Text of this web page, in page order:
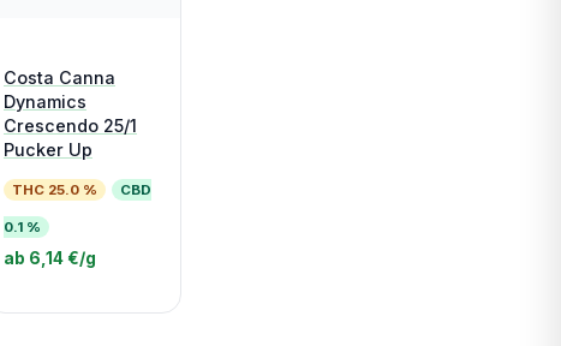
Costa Canna
Dynamics
Crescendo 25/1
Pucker Up
THC 25.0 % CBD
0.1 %
ab 6,14 €/g